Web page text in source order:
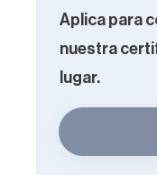
Aplica para
nuestra
lugar.